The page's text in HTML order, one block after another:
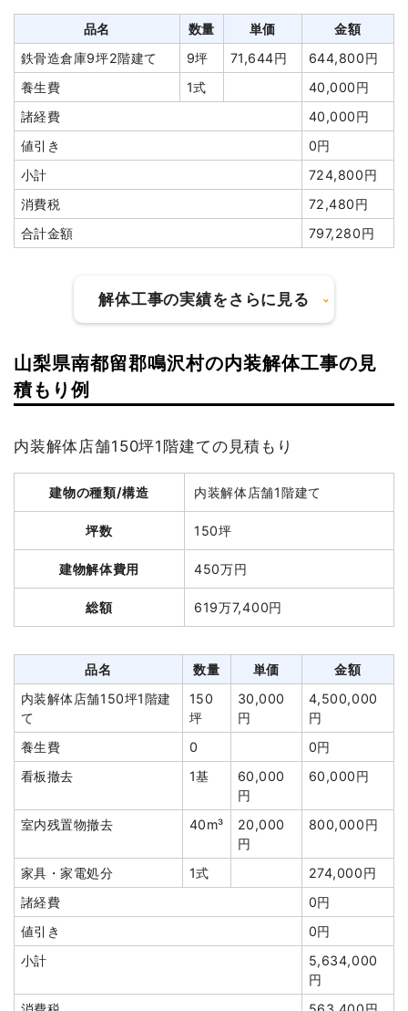
品名 数量 単価
金額
鉄骨造倉庫9坪2階建て
9坪 71,644円
644,800円
養生費
1式
40,000円
諸経費
40,000円
値引き
0円
小計
724,800円
消費税
72,480円
合計金額
797,280円
解体工事の実績をさらに見る
建物の種類/構造
建物解体費用 39万6,000円
総額 124万2,000円
鉄骨造倉庫18坪1階建て
18坪 22,000円
396,000円
木造倉庫18坪1階建て
18坪 20,000円
土間コンクリート撤去
62m² 2,300円
142,600円
植木・植栽撤去
1式
20,000円
室内残置物撤去
10m³ 8,000円
80,000円
諸経費
158,000円
小計
1,150,000円
合計金額
1,242,000円
鉄骨造工場1階建て
山梨県南都留郡鳴沢村の内装解体工事の見
積もり例
内装解体店舗150坪1階建ての見積もり
建物の種類/構造 内装解体店舗1階建て
坪数 150坪
建物解体費用 450万円
総額 619万7,400円
品名 数量 単価
金額
内装解体店舗150坪1階建
て
150
坪
30,000
円
4,500,000
円
養生費
0
0円
看板撤去
1基
60,000
円
60,000円
室内残置物撤去 40m³
20,000
円
800,000円
家具・家電処分 1式
274,000円
諸経費
0円
値引き
0円
小計
5,634,000
円